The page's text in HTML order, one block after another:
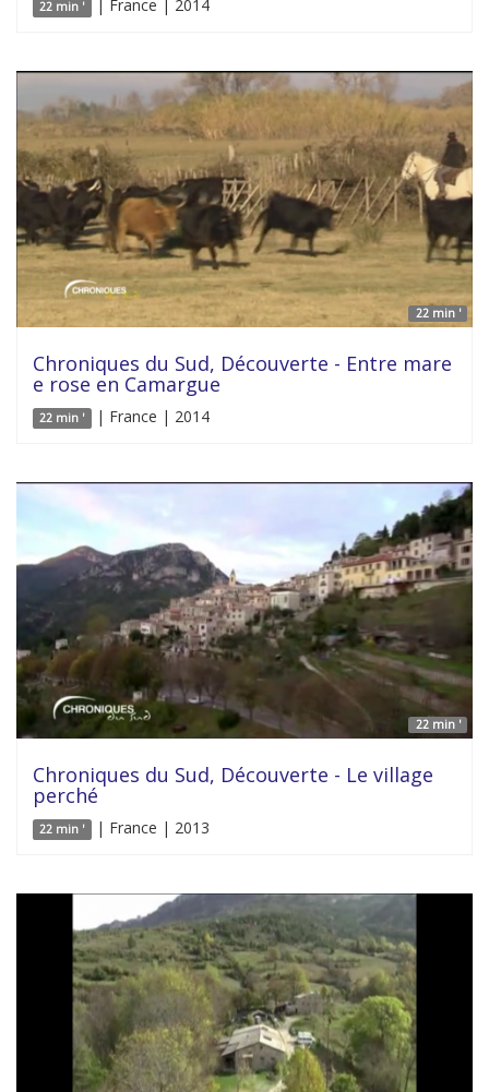
22 min ' | France | 2014
22 min '
Chroniques du Sud, Découverte - Entre mare
e rose en Camargue
22 min ' | France | 2014
22 min '
Chroniques du Sud, Découverte - Le village
perché
22 min ' | France | 2013